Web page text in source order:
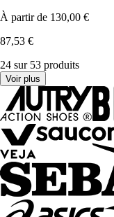
À partir de 130,00 €
87,53 €
24 sur 53 produits
Voir plus